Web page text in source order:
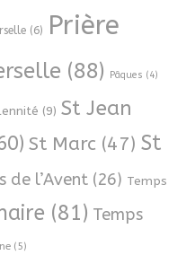
(6)
Prière
(88) Pâques (4)
(9) St Jean
St Marc (47) St
de l’Avent (26) Temps
(81) Temps
(5)